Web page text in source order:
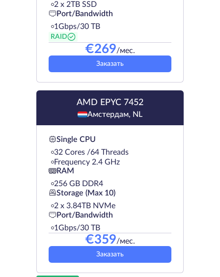
2 х 2TB SSD
Port/Bandwidth
1Gbps/30 TB
RAID
€269/мес.
Заказать
AMD EPYC 7452
Амстердам, NL
Single CPU
32 Cores /64 Threads
Frequency 2.4 GHz
RAM
256 GB DDR4
Storage (Max 10)
2 х 3.84TB NVMe
Port/Bandwidth
1Gbps/30 TB
€359/мес.
Заказать